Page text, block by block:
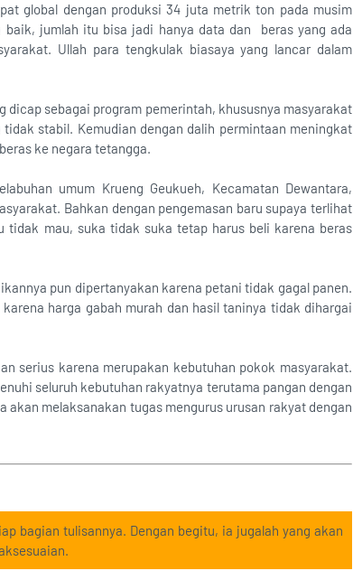
global dengan produksi 34 juta metrik ton pada musim
baik, jumlah itu bisa jadi hanya data dan beras yang ada
Ullah para tengkulak biasaya yang lancar dalam
dicap sebagai program pemerintah, khususnya masyarakat
stabil. Kemudian dengan dalih permintaan meningkat
ke negara tetangga.
umum Krueng Geukueh, Kecamatan Dewantara,
Bahkan dengan pengemasan baru supaya terlihat
tidak mau, suka tidak suka tetap harus beli karena beras
pun dipertanyakan karena petani tidak gagal panen.
harga gabah murah dan hasil taninya tidak dihargai
serius karena merupakan kebutuhan pokok masyarakat.
seluruh kebutuhan rakyatnya terutama pangan dengan
melaksanakan tugas mengurus urusan rakyat dengan
bagian tulisannya. Dengan begitu, ia jugalah yang akan